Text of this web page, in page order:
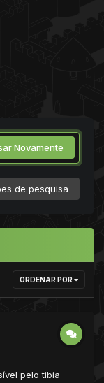
Novamente
de pesquisa
ORDENAR POR
pelo tibia